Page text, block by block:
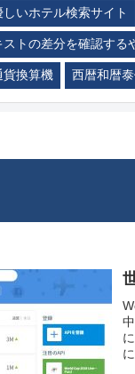
いホテル検索サイト
ストの差分を確認する
貨換算機 西暦和暦
に